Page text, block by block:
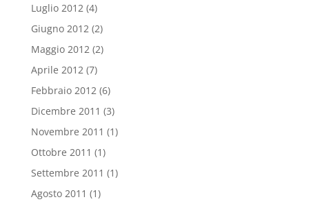
Luglio 2012 (4)
Giugno 2012 (2)
Maggio 2012 (2)
Aprile 2012 (7)
Febbraio 2012 (6)
Dicembre 2011 (3)
Novembre 2011 (1)
Ottobre 2011 (1)
Settembre 2011 (1)
Agosto 2011 (1)